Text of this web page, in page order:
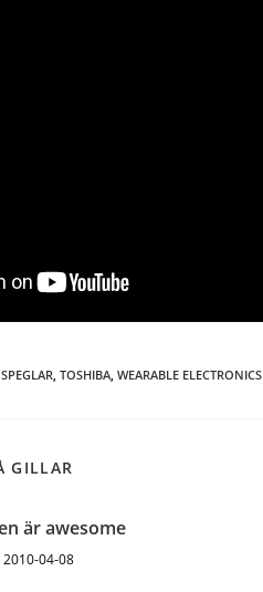
SPEGLAR, TOSHIBA, WEARABLE ELECTRONICS
GILLAR
är awesome
2010-04-08